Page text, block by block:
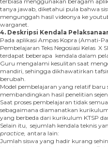
tanya jawab, diketahui pula bahwa
mengunggah hasil videonya ke
warganet.
4. Deskripsi Kendala
Pada aplikasi Ampas Kopra (Amati-
Pembelajaran Teks Negosiasi Kelas X
terdapat beberapa kendala dalam
Guru mengalami kesulitan saat
mandiri, sehingga dikhawatirkan
berubah.
Model pembelajaran yang relatif
membandingkan hasil penelitian
Saat proses pembelajaran tidak
sebagaimana diamanatkan
yang berbeda dari kurikulum KTSP
Selain itu, sejumlah kendala teknis
practice, antara lain:
Jumlah siswa yang hadir kurang